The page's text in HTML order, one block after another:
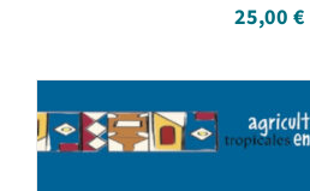
25,00 €